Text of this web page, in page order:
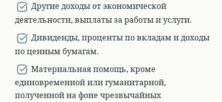
Другие доходы от экономической
деятельности, выплаты за работы и услуги.
Дивиденды, проценты по вкладам и доходы
по ценным бумагам.
Материальная помощь, кроме
единовременной или гуманитарной,
полученной на фоне чрезвычайных